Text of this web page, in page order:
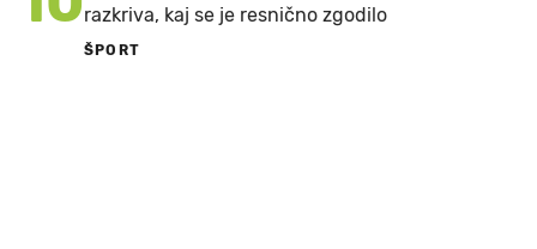
razkriva, kaj se je resnično zgodilo
ŠPORT